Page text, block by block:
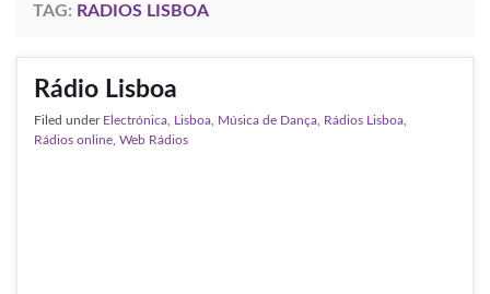
TAG: RADIOS LISBOA
Rádio Lisboa
Filed under Electrónica Lisboa Música de Dança Rádios Lisboa
Rádios online Web Rádios